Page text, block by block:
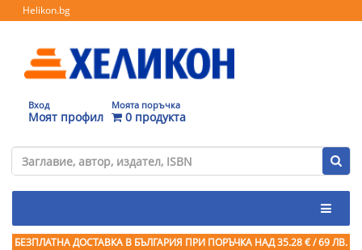
Helikon.bg
Вход
Моят профил
Моята поръчка
0 продукта
БЕЗПЛАТНА ДОСТАВКА В БЪЛГАРИЯ ПРИ ПОРЪЧКА НАД 35.28 € / 69 ЛВ.